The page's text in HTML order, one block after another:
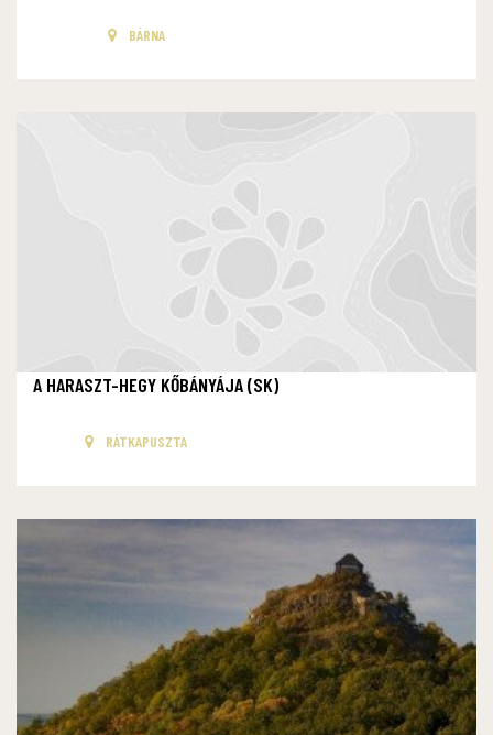
BÁRNA
A HARASZT-HEGY KŐBÁNYÁJA (SK)
RÁTKAPUSZTA